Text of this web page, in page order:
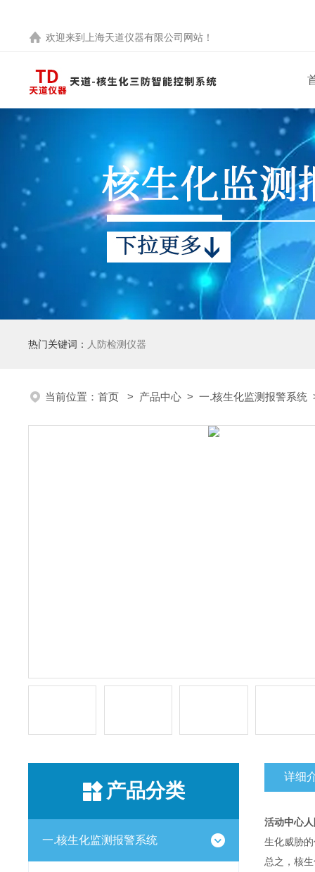
欢迎来到 上海天道仪器有限公司 网站！
热门关键词： 人防检测仪器
当前位置： 首页 > 产品中心 > 一.核生化监测报警系统
产品分类
一.核生化监测报警系统
详细
活动中心
生化威胁
总之，核